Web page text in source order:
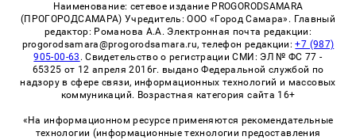
Наименование: сетевое издание PROGORODSAMARA
(ПРОГОРОДСАМАРА) Учредитель: ООО «Город Самара». Главный
редактор: Романова А.А. Электронная почта редакции:
progorodsamara@progorodsamara.ru, телефон редакции:+7 (987)
905-00-63 . Свидетельство о регистрации СМИ: ЭЛ № ФС 77 -
65325 от 12 апреля 2016г. выдано Федеральной службой по
надзору в сфере связи, информационных технологий и массовых
коммуникаций. Возрастная категория сайта 16+
«На информационном ресурсе применяются рекомендательные
технологии (информационные технологии предоставления